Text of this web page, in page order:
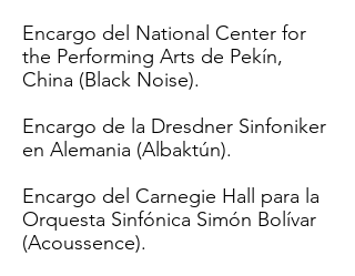
Encargo del National Center for
the Performing Arts de Pekín,
China (Black Noise).
Encargo de la Dresdner Sinfoniker
en Alemania (Albaktún).
Encargo del Carnegie Hall para la
Orquesta Sinfónica Simón Bolívar
(Acoussence).